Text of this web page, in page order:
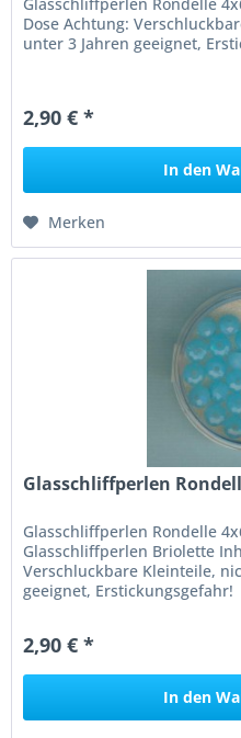
Glasschliffperlen Rondelle
Dose Achtung:
unter 3 Jahren geeignet,
2,90 € *
In den
Merken
Glasschliffperlen
Glasschliffperlen Rondelle
Glasschliffperlen Briolette
Verschluckbare Kleinteile,
geeignet, Erstickungsgefahr!
2,90 € *
In den